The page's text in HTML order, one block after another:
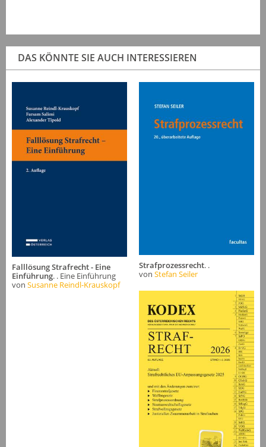
DAS KÖNNTE SIE AUCH INTERESSIEREN
Falllösung Strafrecht - Eine
Einführung. . Eine Einführung
von Susanne Reindl-Krauskopf
Strafprozessrecht. .
von Stefan Seiler